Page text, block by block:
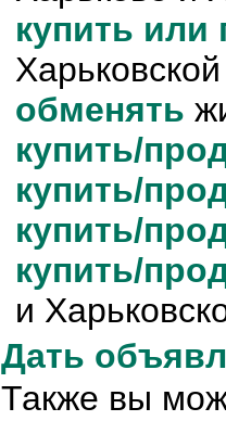
купить или
обменять
купить/
купить/
купить/
купить/
и
Дать
Также вы